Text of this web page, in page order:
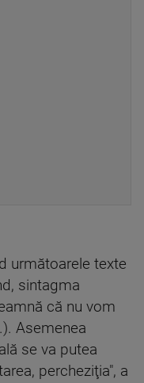
următoarele texte
sintagma
că nu vom
Asemenea
se va putea
percheziţia", a